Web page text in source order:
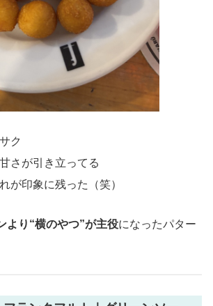
ク
さが引き立ってる
が印象に残った（笑）
より“横のやつ”が主役になったパター